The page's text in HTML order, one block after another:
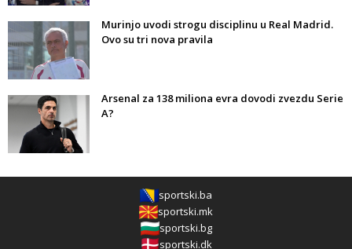
Murinjo uvodi strogu disciplinu u Real Madrid.
Ovo su tri nova pravila
Arsenal za 138 miliona evra dovodi zvezdu Serie
A?
sportski.ba
sportski.mk
sportski.bg
sportski.dk